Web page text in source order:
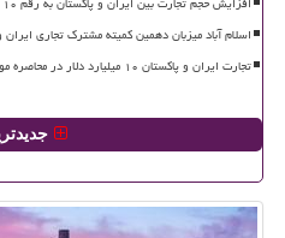
اسلام آباد میزبان دهمین کمیته مشترک تجاری ایران
تجارت ایران و پاکستان ۱۰ میلیارد دلار در محاصره موانع تجاری